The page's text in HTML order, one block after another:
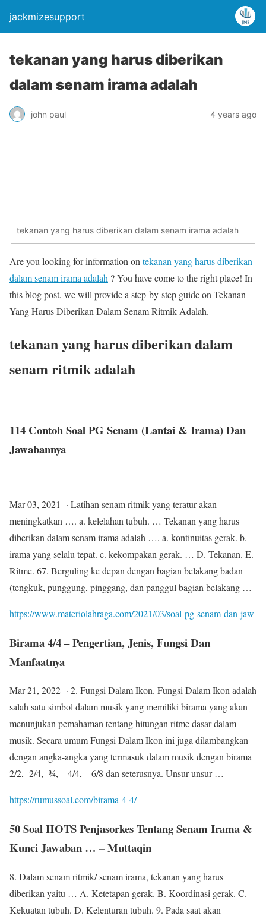
jackmizesupport
tekanan yang harus diberikan
dalam senam irama adalah
john paul 4 years ago
tekanan yang harus diberikan dalam senam irama adalah
Are you looking for information on tekanan yang harus diberikan
dalam senam irama adalah ? You have come to the right place! In
this blog post, we will provide a step-by-step guide on Tekanan
Yang Harus Diberikan Dalam Senam Ritmik Adalah.
tekanan yang harus diberikan dalam
senam ritmik adalah
114 Contoh Soal PG Senam (Lantai & Irama) Dan
Jawabannya
Mar 03, 2021 · Latihan senam ritmik yang teratur akan
meningkatkan …. a. kelelahan tubuh. … Tekanan yang harus
diberikan dalam senam irama adalah …. a. kontinuitas gerak. b.
irama yang selalu tepat. c. kekompakan gerak. … D. Tekanan. E.
Ritme. 67. Berguling ke depan dengan bagian belakang badan
(tengkuk, punggung, pinggang, dan panggul bagian belakang …
https://www.materiolahraga.com/2021/03/soal-pg-senam-dan-jaw
Birama 4/4 – Pengertian, Jenis, Fungsi Dan
Manfaatnya
Mar 21, 2022 · 2. Fungsi Dalam Ikon. Fungsi Dalam Ikon adalah
salah satu simbol dalam musik yang memiliki birama yang akan
menunjukan pemahaman tentang hitungan ritme dasar dalam
musik. Secara umum Fungsi Dalam Ikon ini juga dilambangkan
dengan angka-angka yang termasuk dalam musik dengan birama
2/2, -2/4, -¾, – 4/4, – 6/8 dan seterusnya. Unsur unsur …
https://rumussoal.com/birama-4-4/
50 Soal HOTS Penjasorkes Tentang Senam Irama &
Kunci Jawaban … – Muttaqin
8. Dalam senam ritmik/ senam irama, tekanan yang harus
diberikan yaitu … A. Ketetapan gerak. B. Koordinasi gerak. C.
Kekuatan tubuh. D. Kelenturan tubuh. 9. Pada saat akan